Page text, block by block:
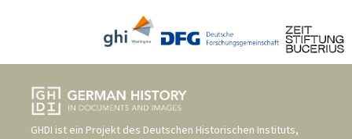
GHDI ist ein Projekt des Deutschen Historischen Instituts,